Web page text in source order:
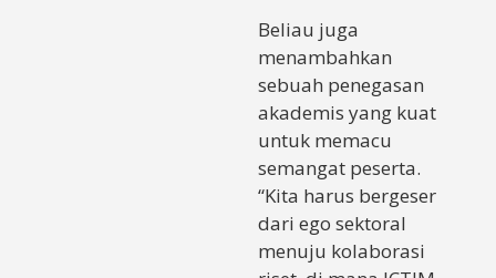
Beliau juga
menambahkan
sebuah penegasan
akademis yang kuat
untuk memacu
semangat peserta.
“Kita harus bergeser
dari ego sektoral
menuju kolaborasi